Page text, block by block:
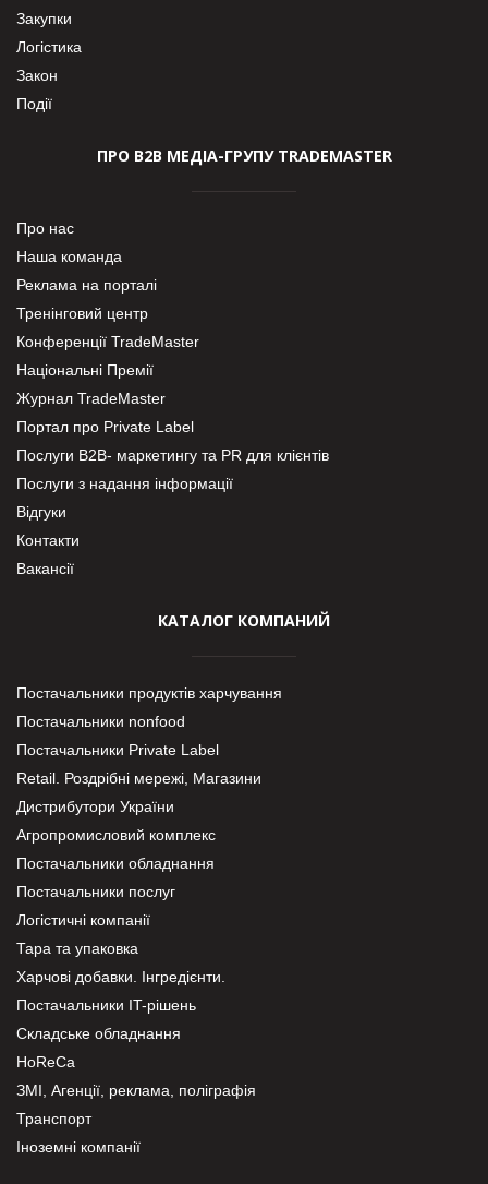
Закупки
Логістика
Закон
Події
ПРО В2В МЕДІА-ГРУПУ TRADEMASTER
Про нас
Наша команда
Реклама на порталі
Тренінговий центр
Конференції TradeMaster
Національні Премії
Журнал TradeMaster
Портал про Private Label
Послуги В2В- маркетингу та PR для клієнтів
Послуги з надання інформації
Відгуки
Контакти
Вакансії
КАТАЛОГ КОМПАНИЙ
Постачальники продуктів харчування
Постачальники nonfood
Постачальники Private Label
Retail. Роздрібні мережі, Магазини
Дистрибутори України
Агропромисловий комплекс
Постачальники обладнання
Постачальники послуг
Логістичні компанії
Тара та упаковка
Харчові добавки. Інгредієнти.
Постачальники IT-рішень
Складське обладнання
HoReCa
ЗМІ, Агенції, реклама, поліграфія
Транспорт
Іноземні компанії